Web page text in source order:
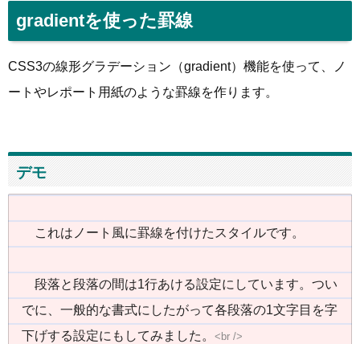
gradientを使った罫線
CSS3の線形グラデーション（gradient）機能を使って、ノ
ートやレポート用紙のような罫線を作ります。
デモ
これはノート風に罫線を付けたスタイルです。
段落と段落の間は1行あける設定にしています。つい
でに、一般的な書式にしたがって各段落の1文字目を字
下げする設定にもしてみました。 <br />